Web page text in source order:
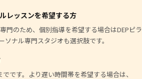
レッスンを希望する方
門のため、個別指導を希望する場合はDEPピラ
ソナル専門スタジオも選択肢です。
です。より遅い時間帯を希望する場合は、